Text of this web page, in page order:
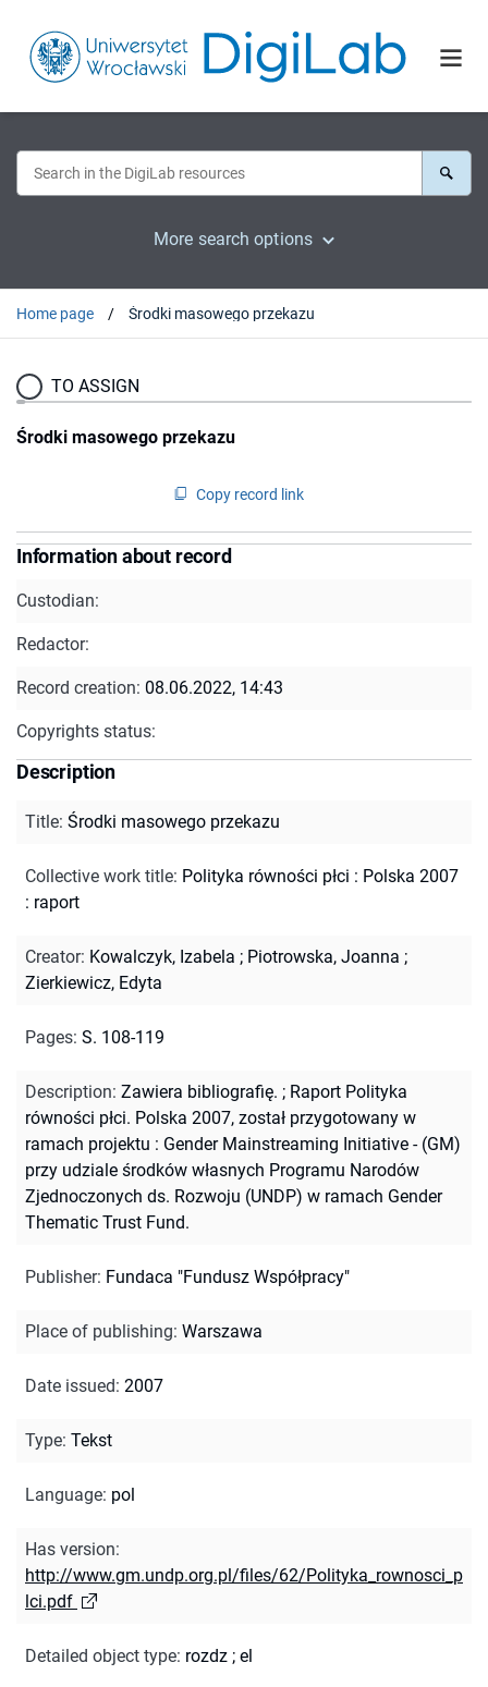
More search options
Home page Środki masowego przekazu
TO ASSIGN
Środki masowego przekazu
Copy record link
Information about record
Custodian:
Redactor:
Record creation: 08.06.2022, 14:43
Copyrights status:
Description
Title: Środki masowego przekazu
Collective work title: Polityka równości płci : Polska 2007
: raport
Creator: Kowalczyk, Izabela ; Piotrowska, Joanna ;
Zierkiewicz, Edyta
Pages: S. 108-119
Description: Zawiera bibliografię. ; Raport Polityka
równości płci. Polska 2007, został przygotowany w
ramach projektu : Gender Mainstreaming Initiative - (GM)
przy udziale środków własnych Programu Narodów
Zjednoczonych ds. Rozwoju (UNDP) w ramach Gender
Thematic Trust Fund.
Publisher: Fundaca "Fundusz Współpracy"
Place of publishing: Warszawa
Date issued: 2007
Type: Tekst
Language: pol
Has version:
http://www.gm.undp.org.pl/files/62/Polityka_rownosci_p
lci.pdf
Detailed object type: rozdz ; el